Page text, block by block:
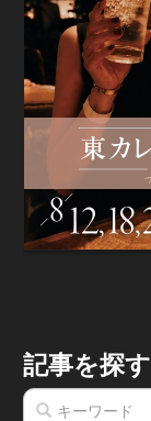
記事を探す